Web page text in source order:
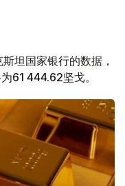
坦国家银行的数据，
61 444.62坚戈。